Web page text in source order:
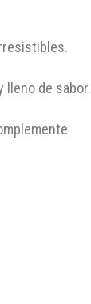
lleno de sabor.